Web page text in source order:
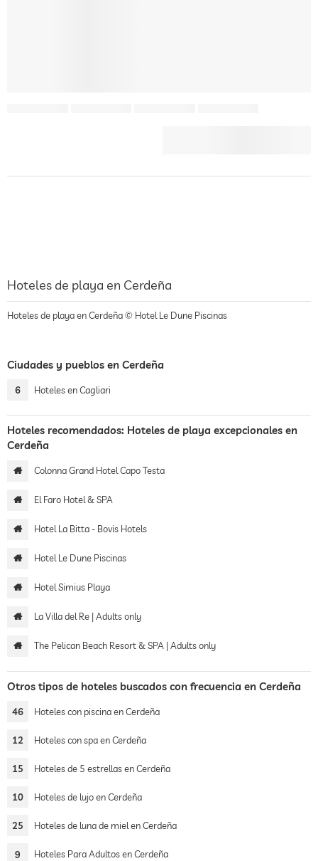
Hoteles de playa en Cerdeña
Hoteles de playa en Cerdeña © Hotel Le Dune Piscinas
Ciudades y pueblos en Cerdeña
6 Hoteles en Cagliari
Hoteles recomendados: Hoteles de playa excepcionales en
Cerdeña
Colonna Grand Hotel Capo Testa
El Faro Hotel & SPA
Hotel La Bitta - Bovis Hotels
Hotel Le Dune Piscinas
Hotel Simius Playa
La Villa del Re | Adults only
The Pelican Beach Resort & SPA | Adults only
Otros tipos de hoteles buscados con frecuencia en Cerdeña
46 Hoteles con piscina en Cerdeña
12 Hoteles con spa en Cerdeña
15 Hoteles de 5 estrellas en Cerdeña
10 Hoteles de lujo en Cerdeña
25 Hoteles de luna de miel en Cerdeña
9 Hoteles Para Adultos en Cerdeña